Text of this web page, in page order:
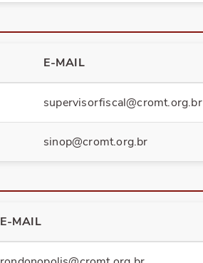
E-MAIL
supervisorfiscal@cromt.org.br
sinop@cromt.org.br
E-MAIL